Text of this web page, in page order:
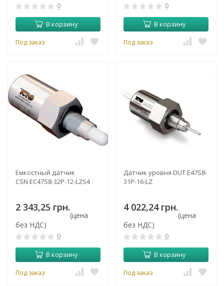
0
В корзину
Под заказ
0
В корзину
Под заказ
Емкостный датчик
CSN EC47S8-32P-12-LZS4
2 343,25 грн.
(цена
без НДС)
0
В корзину
Под заказ
Датчик уровня DUT E47S8-
31P-16-LZ
4 022,24 грн.
(цена
без НДС)
0
В корзину
Под заказ